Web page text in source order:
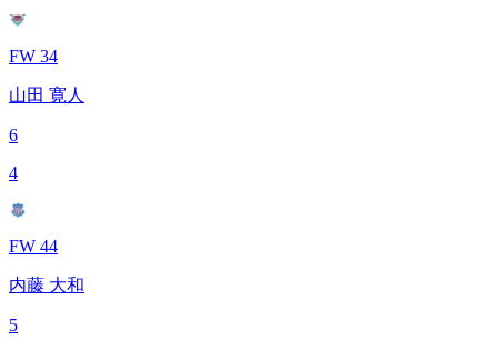
FW 34
山田 寛人
6
4
FW 44
内藤 大和
5